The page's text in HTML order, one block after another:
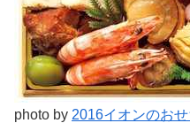
photo by 2016イオンのおせ